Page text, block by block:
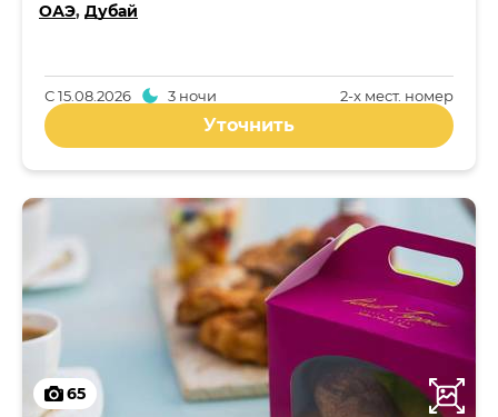
ОАЭ, Дубай
2-x мест. номер
С15.08.2026 3 ночи
Уточнить
65